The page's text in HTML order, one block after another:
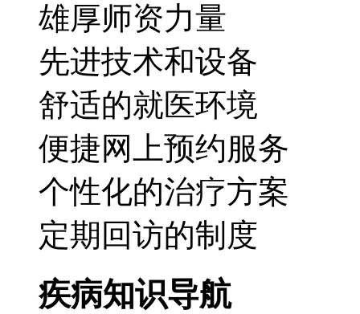
雄厚师资力量
先进技术和设备
舒适的就医环境
便捷网上预约服务
个性化的治疗方案
定期回访的制度
疾病知识导航